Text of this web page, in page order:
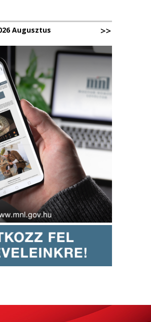
Augusztus